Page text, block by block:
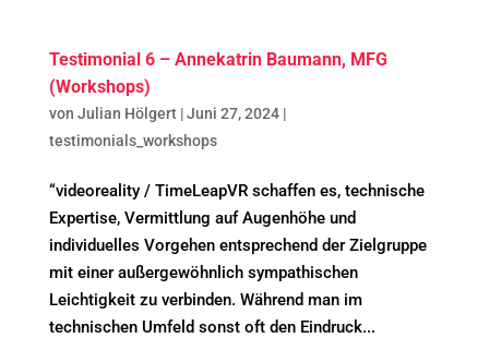
Testimonial 6 – Annekatrin Baumann, MFG
(Workshops)
von Julian Hölgert|Juni 27, 2024|
testimonials_workshops
“videoreality / TimeLeapVR schaffen es, technische
Expertise, Vermittlung auf Augenhöhe und
individuelles Vorgehen entsprechend der Zielgruppe
mit einer außergewöhnlich sympathischen
Leichtigkeit zu verbinden. Während man im
technischen Umfeld sonst oft den Eindruck...